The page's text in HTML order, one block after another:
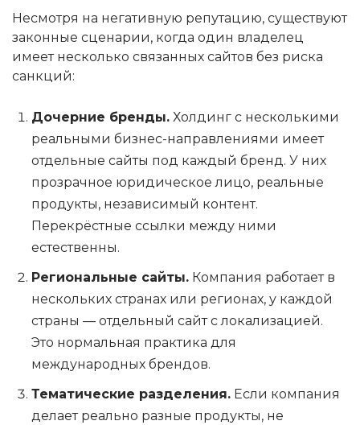
Несмотря на негативную репутацию, существуют
законные сценарии, когда один владелец
имеет несколько связанных сайтов без риска
санкций:
Дочерние бренды. Холдинг с несколькими
реальными бизнес-направлениями имеет
отдельные сайты под каждый бренд. У них
прозрачное юридическое лицо, реальные
продукты, независимый контент.
Перекрёстные ссылки между ними
естественны.
Региональные сайты. Компания работает в
нескольких странах или регионах, у каждой
страны — отдельный сайт с локализацией.
Это нормальная практика для
международных брендов.
Тематические разделения. Если компания
делает реально разные продукты, не